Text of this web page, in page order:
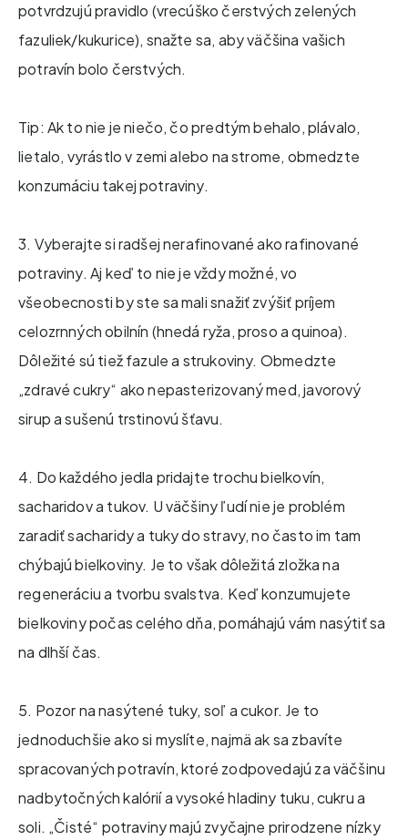
potvrdzujú pravidlo (vrecúško čerstvých zelených
fazuliek/kukurice), snažte sa, aby väčšina vašich
potravín bolo čerstvých.
Tip: Ak to nie je niečo, čo predtým behalo, plávalo,
lietalo, vyrástlo v zemi alebo na strome, obmedzte
konzumáciu takej potraviny.
3. Vyberajte si radšej nerafinované ako rafinované
potraviny. Aj keď to nie je vždy možné, vo
všeobecnosti by ste sa mali snažiť zvýšiť príjem
celozrnných obilnín (hnedá ryža, proso a quinoa).
Dôležité sú tiež fazule a strukoviny. Obmedzte
„zdravé cukry“ ako nepasterizovaný med, javorový
sirup a sušenú trstinovú šťavu.
4. Do každého jedla pridajte trochu bielkovín,
sacharidov a tukov. U väčšiny ľudí nie je problém
zaradiť sacharidy a tuky do stravy, no často im tam
chýbajú bielkoviny. Je to však dôležitá zložka na
regeneráciu a tvorbu svalstva. Keď konzumujete
bielkoviny počas celého dňa, pomáhajú vám nasýtiť sa
na dlhší čas.
5. Pozor na nasýtené tuky, soľ a cukor. Je to
jednoduchšie ako si myslíte, najmä ak sa zbavíte
spracovaných potravín, ktoré zodpovedajú za väčšinu
nadbytočných kalórií a vysoké hladiny tuku, cukru a
soli. „Čisté“ potraviny majú zvyčajne prirodzene nízky